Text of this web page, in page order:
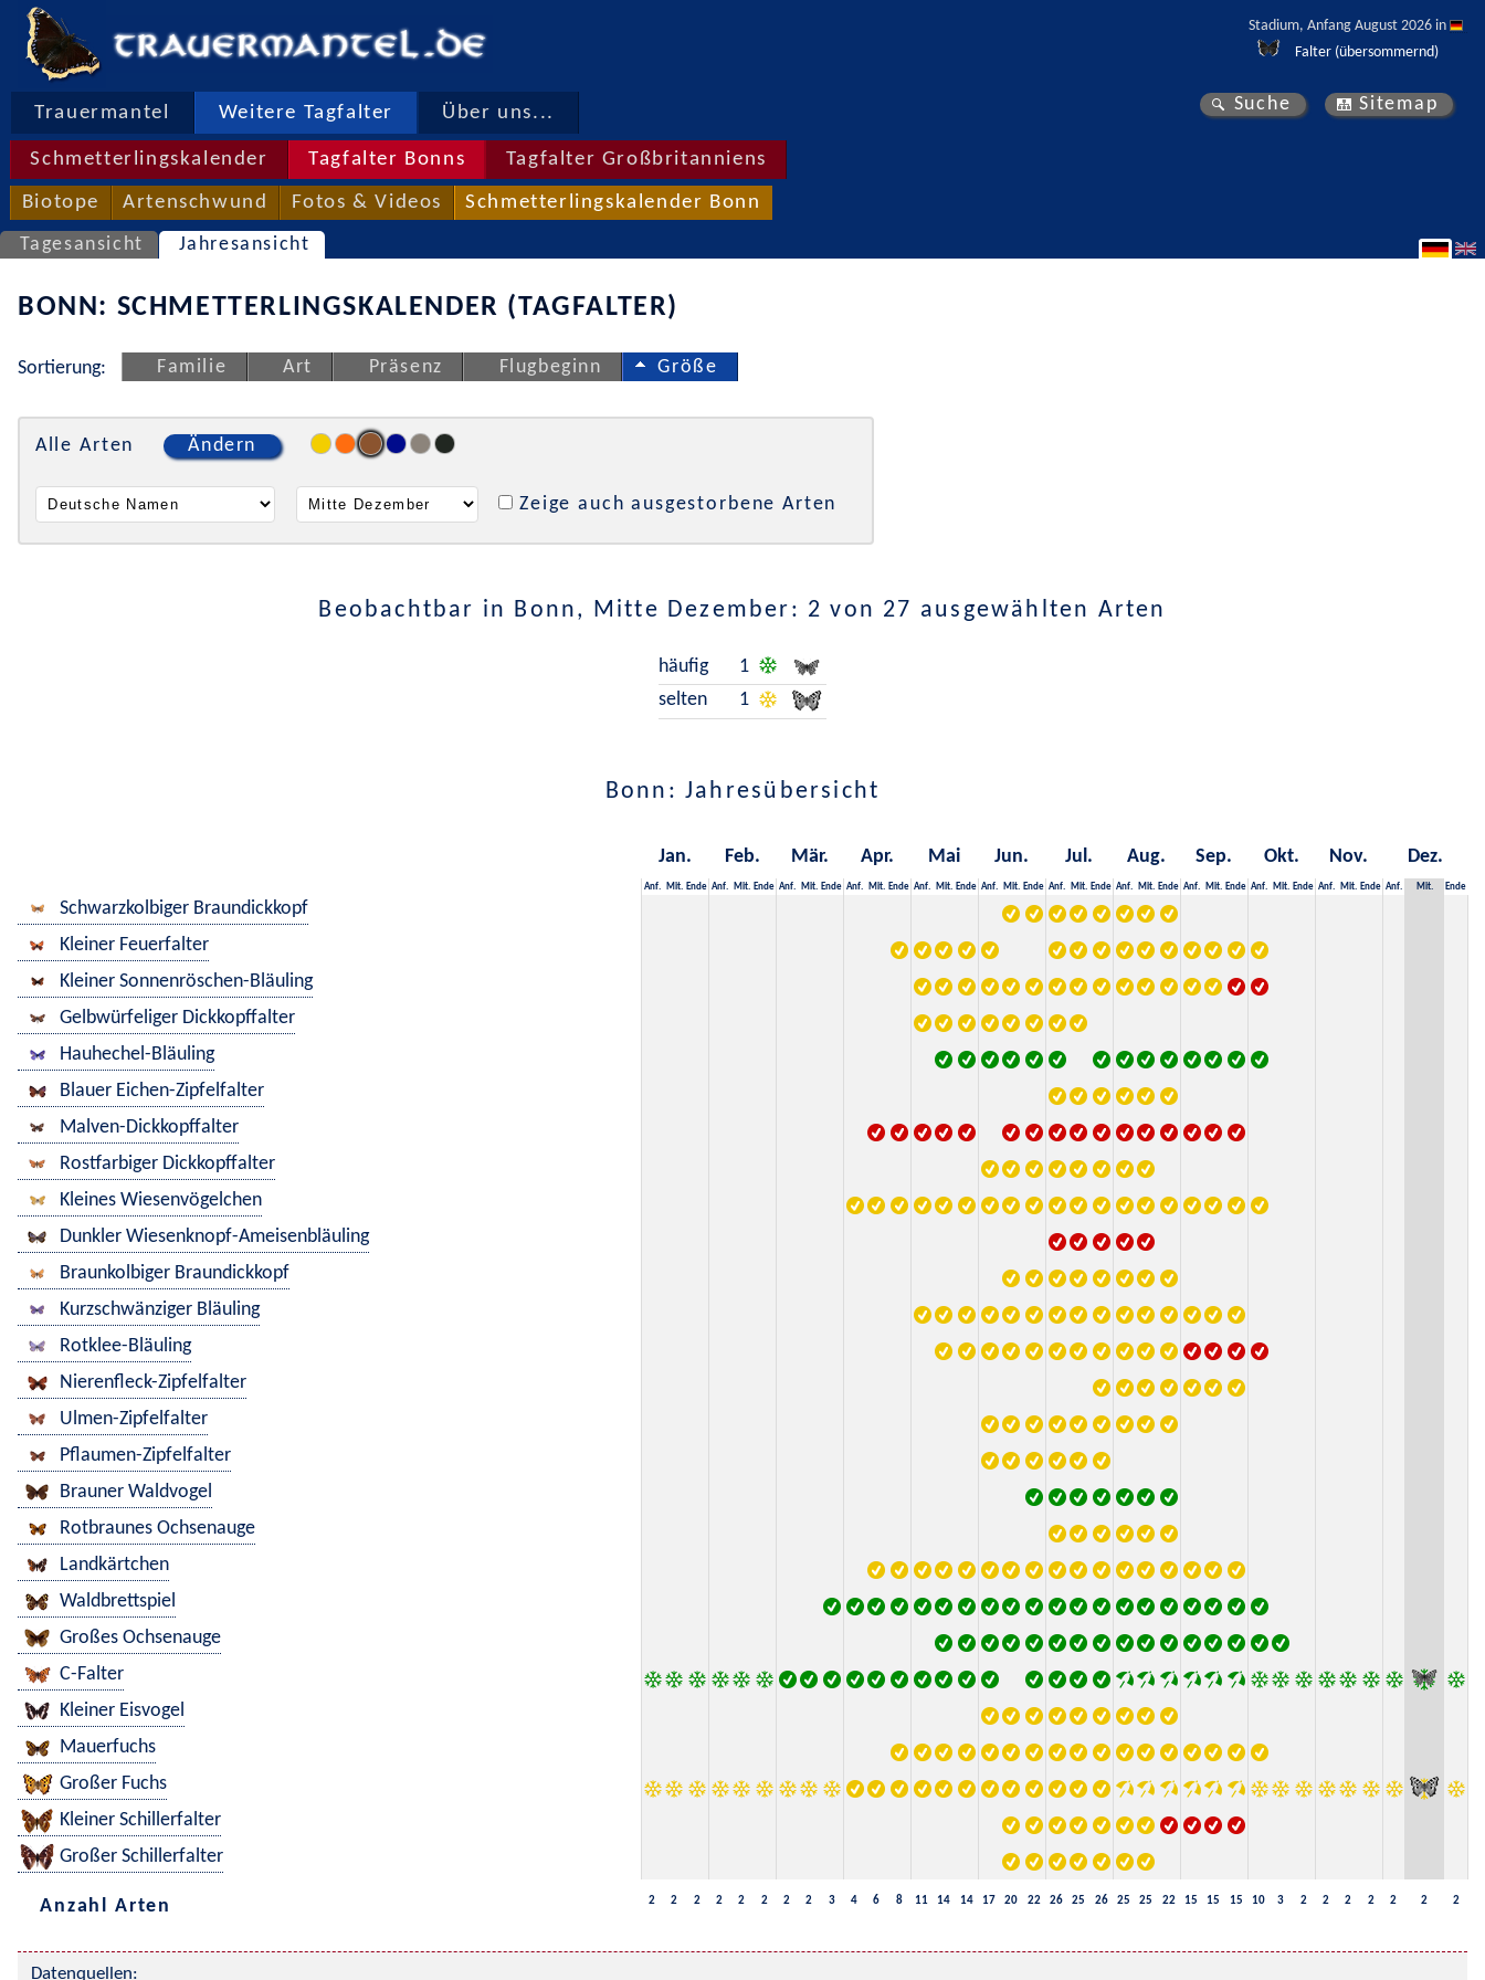
Stadium, Anfang August 2026 in
Falter (übersommernd)
Trauermantel Weitere Tagfalter Über uns...
Schmetterlingskalender Tagfalter Bonns Tagfalter Großbritanniens
Biotope Artenschwund Fotos & Videos Schmetterlingskalender Bonn
Suche Sitemap
Tagesansicht Jahresansicht
BONN: SCHMETTERLINGSKALENDER (TAGFALTER)
Sortierung: Familie Art Präsenz Flugbeginn Größe
Alle Arten Ändern
Zeige auch ausgestorbene Arten
Beobachtbar in Bonn, Mitte Dezember: 2 von 27 ausgewählten Arten
häufig
1
selten
1
Bonn: Jahresübersicht
Jan. Feb. Mär. Apr. Mai Jun. Jul. Aug. Sep. Okt. Nov. Dez.
Anf. Mit. Ende Anf. Mit. Ende Anf. Mit. Ende Anf. Mit. Ende Anf. Mit. Ende Anf. Mit. Ende Anf. Mit. Ende Anf. Mit. Ende Anf. Mit. Ende Anf. Mit. Ende Anf. Mit. Ende Anf. Mit. Ende
Schwarzkolbiger Braundickkopf
Kleiner Feuerfalter
Kleiner Sonnenröschen-Bläuling
Gelbwürfeliger Dickkopffalter
Hauhechel-Bläuling
Blauer Eichen-Zipfelfalter
Malven-Dickkopffalter
Rostfarbiger Dickkopffalter
Kleines Wiesenvögelchen
Dunkler Wiesenknopf-Ameisenbläuling
Braunkolbiger Braundickkopf
Kurzschwänziger Bläuling
Rotklee-Bläuling
Nierenfleck-Zipfelfalter
Ulmen-Zipfelfalter
Pflaumen-Zipfelfalter
Brauner Waldvogel
Rotbraunes Ochsenauge
Landkärtchen
Waldbrettspiel
Großes Ochsenauge
C-Falter
Kleiner Eisvogel
Mauerfuchs
Großer Fuchs
Kleiner Schillerfalter
Großer Schillerfalter
Anzahl Arten 2 2 2 2 2 2 2 2 3 4 6 8 11 14 14 17 20 22 26 25 26 25 25 22 15 15 15 10 3 2 2 2 2 2 2 2
Datenquellen: